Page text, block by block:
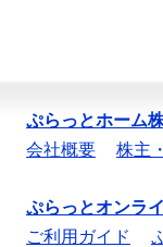
ぷらっとホーム
会社概要
株主
ぷらっとオンラ
ご利用ガイド